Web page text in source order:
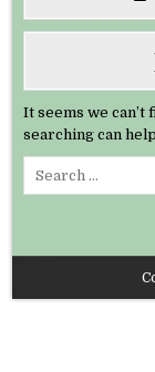
It seems we can’t
searching can